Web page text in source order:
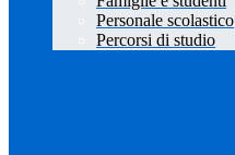
Personale scolastico
Percorsi di studio